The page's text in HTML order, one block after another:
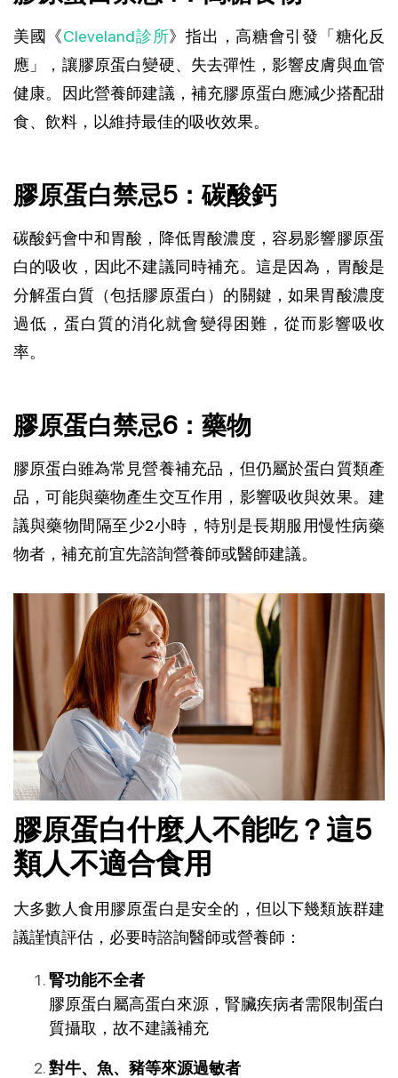
美國《Cleveland診所》指出，高糖會引發「糖化反
應」，讓膠原蛋白變硬、失去彈性，影響皮膚與血管
健康。因此營養師建議，補充膠原蛋白應減少搭配甜
食、飲料，以維持最佳的吸收效果。
膠原蛋白禁忌5：碳酸鈣
碳酸鈣會中和胃酸，降低胃酸濃度，容易影響膠原蛋
白的吸收，因此不建議同時補充。這是因為，胃酸是
分解蛋白質（包括膠原蛋白）的關鍵，如果胃酸濃度
過低，蛋白質的消化就會變得困難，從而影響吸收
率。
膠原蛋白禁忌6：藥物
膠原蛋白雖為常見營養補充品，但仍屬於蛋白質類產
品，可能與藥物產生交互作用，影響吸收與效果。建
議與藥物間隔至少2小時，特別是長期服用慢性病藥
物者，補充前宜先諮詢營養師或醫師建議。
膠原蛋白什麼人不能吃？這5
類人不適合食用
大多數人食用膠原蛋白是安全的，但以下幾類族群建
議謹慎評估，必要時諮詢醫師或營養師：
腎功能不全者
膠原蛋白屬高蛋白來源，腎臟疾病者需限制蛋白
質攝取，故不建議補充
對牛、魚、豬等來源過敏者